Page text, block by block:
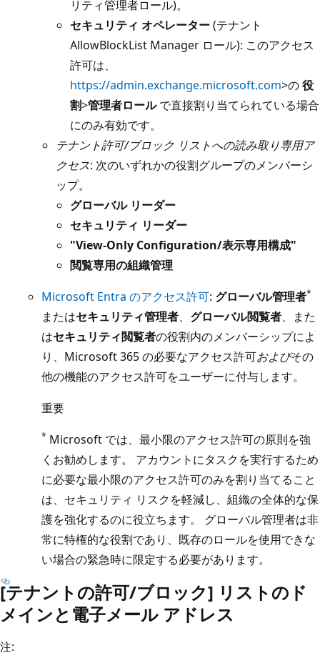
リティ管理者ロール)。
セキュリティ オペレーター(テナント
AllowBlockList Manager ロール): このアクセス
許可は、
https://admin.exchange.microsoft.com>の役
割>管理者ロールで直接割り当てられている場合
にのみ有効です。
テナント許可/ブロック リストへの読み取り専用ア
クセス: 次のいずれかの役割グループのメンバーシ
ップ。
グローバル リーダー
セキュリティ リーダー
"View-Only Configuration/表示専用構成"
閲覧専用の組織管理
Microsoft Entra のアクセス許可: グローバル管理者*
またはセキュリティ管理者、 グローバル閲覧者、また
はセキュリティ閲覧者の役割内のメンバーシップによ
り、Microsoft 365 の必要なアクセス許可およびその
他の機能のアクセス許可をユーザーに付与します。
重要
* Microsoft では、最小限のアクセス許可の原則を強
くお勧めします。 アカウントにタスクを実行するため
に必要な最小限のアクセス許可のみを割り当てること
は、セキュリティ リスクを軽減し、組織の全体的な保
護を強化するのに役立ちます。 グローバル管理者は非
常に特権的な役割であり、既存のロールを使用できな
い場合の緊急時に限定する必要があります。
[テナントの許可/ブロック] リストのド
メインと電子メール アドレス
注: